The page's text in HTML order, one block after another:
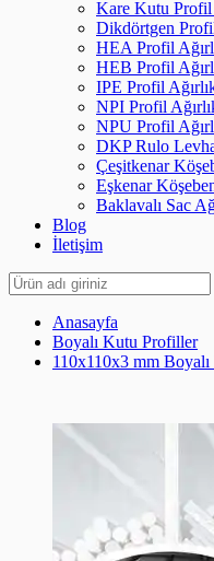
Kare Kutu Profil
Dikdörtgen Profil
HEA Profil
HEB Profil
IPE Profil
NPI Profil
NPU Profil
DKP Rulo Levha
Çeşitkenar
Eşkenar
Baklavalı Sac
Blog
İletişim
Anasayfa
Boyalı Kutu Profiller
110x110x3 mm